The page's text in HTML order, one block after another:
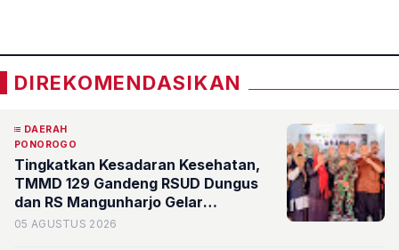
DIREKOMENDASIKAN
DAERAH
PONOROGO
Tingkatkan Kesadaran Kesehatan,
TMMD 129 Gandeng RSUD Dungus
dan RS Mangunharjo Gelar
Pelayanan Kesehatan Gratis
05 AGUSTUS 2026